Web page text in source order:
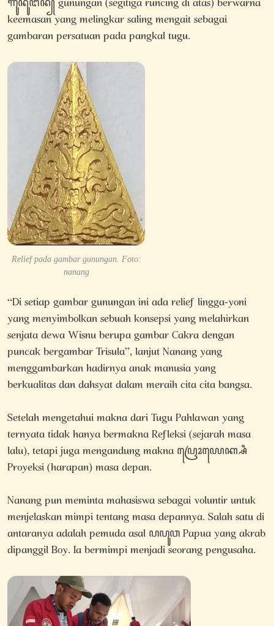
keemasan yang melingkar saling mengait sebagai
gambaran persatuan pada pangkal tugu.
Relief pada gambar gunungan. Foto:
nanang
“Di setiap gambar gunungan ini ada relief lingga-yoni
yang menyimbolkan sebuah konsepsi yang melahirkan
senjata dewa Wisnu berupa gambar Cakra dengan
puncak bergambar Trisula”, lanjut Nanang yang
menggambarkan hadirnya anak manusia yang
berkualitas dan dahsyat dalam meraih cita cita bangsa.
Setelah mengetahui makna dari Tugu Pahlawan yang
ternyata tidak hanya bermakna Refleksi (sejarah masa
lalu), tetapi juga mengandung makna ꦥꦿꦺꦴꦪꦺꦏ꧀ꦱꦶ
Proyeksi (harapan) masa depan.
Nanang pun meminta mahasiswa sebagai voluntir untuk
menjelaskan mimpi tentang masa depannya. Salah satu di
antaranya adalah pemuda asal ꦥꦥꦸꦮ Papua yang akrab
dipanggil Boy. Ia bermimpi menjadi seorang pengusaha.